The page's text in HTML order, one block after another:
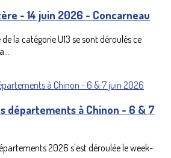
- 14 juin 2026 - Concarneau
la catégorie U13 se sont déroulés ce
départements à Chinon - 6 & 7
2026 s'est déroulée le week-